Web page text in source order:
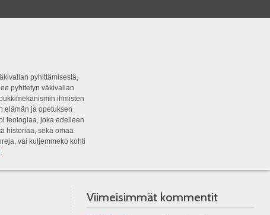
pyhittämisestä,
pyhitetyn väkivallan
ihmisten
elämän ja opetuksen
teologiaa, joka edelleen
historiaa, sekä omaa
vai kuljemmeko kohti
.
Viimeisimmät kommentit